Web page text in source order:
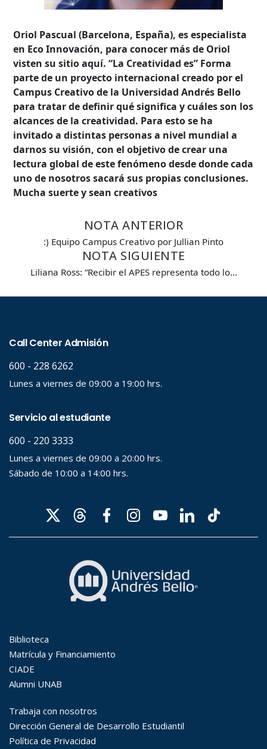
Oriol Pascual (Barcelona, España), es especialista
en Eco Innovación, para conocer más de Oriol
visten su sitio aquí. “La Creatividad es” Forma
parte de un proyecto internacional creado por el
Campus Creativo de la Universidad Andrés Bello
para tratar de definir qué significa y cuáles son los
alcances de la creatividad. Para esto se ha
invitado a distintas personas a nivel mundial a
darnos su visión, con el objetivo de crear una
lectura global de este fenómeno desde donde cada
uno de nosotros sacará sus propias conclusiones.
Mucha suerte y sean creativos
NOTA ANTERIOR
:) Equipo Campus Creativo por Jullian Pinto
NOTA SIGUIENTE
Liliana Ross: “Recibir el APES representa todo lo…
Carrera
Desde...